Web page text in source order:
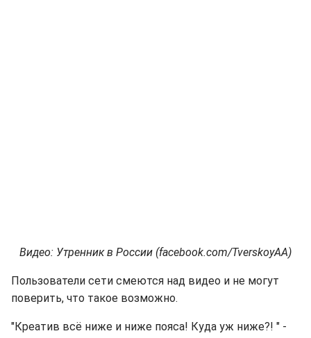
Видео: Утренник в России (facebook.com/TverskoyAA)
Пользователи сети смеются над видео и не могут
поверить, что такое возможно.
"Креатив всё ниже и ниже пояса! Куда уж ниже?! " -